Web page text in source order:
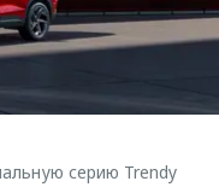
серию Trendy